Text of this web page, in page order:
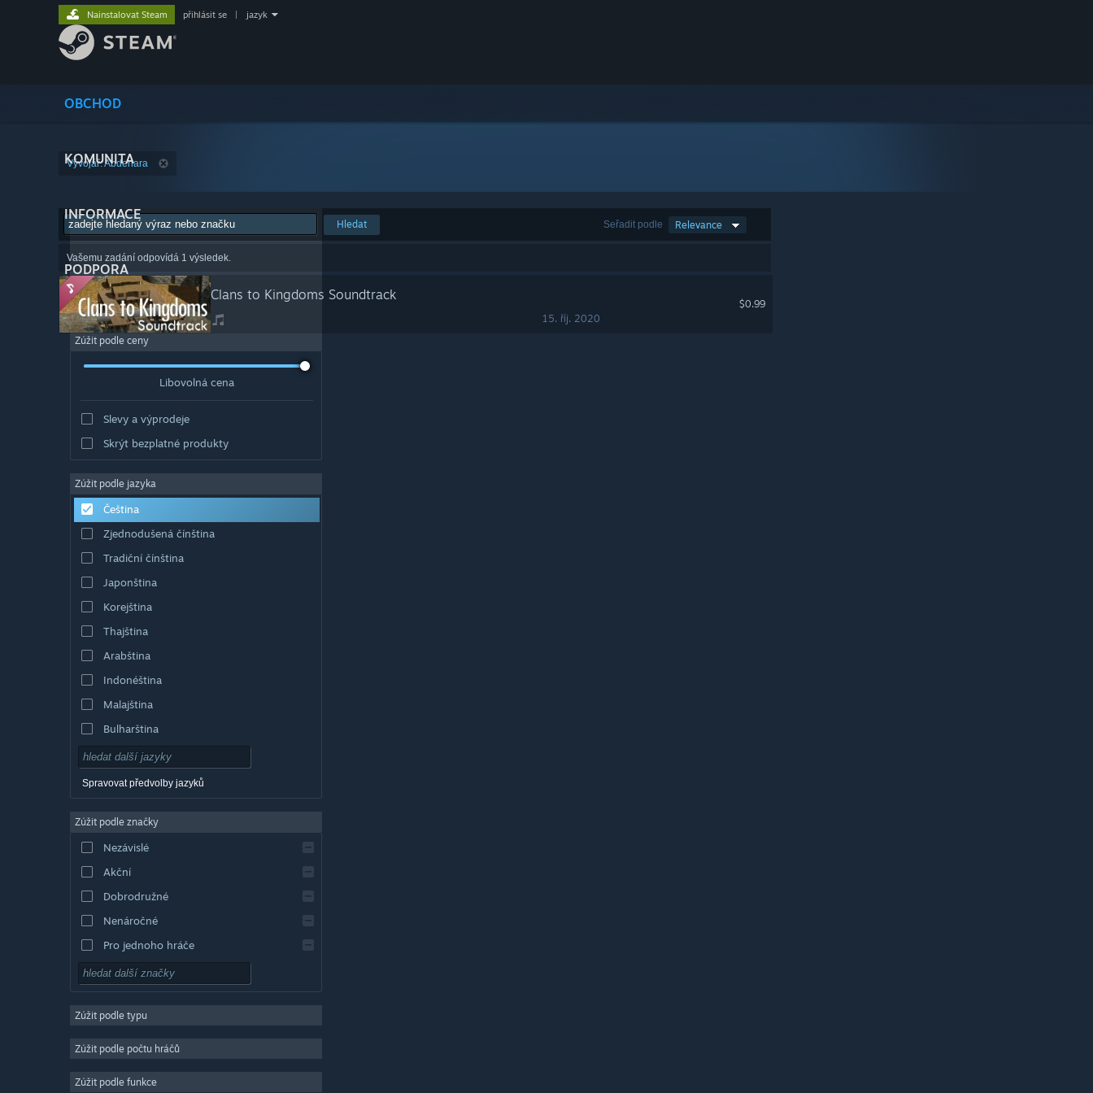
OBCHOD
KOMUNITA
INFORMACE
PODPORA
Nainstalovat Steam přihlásit se jazyk
Vývojář: Abdenara
Seřadit podle Relevance
Hledat
Vašemu zadání odpovídá 1 výsledek.
Clans to Kingdoms Soundtrack
15. říj. 2020
$0.99
Zúžit podle ceny
Libovolná cena
Slevy a výprodeje
Skrýt bezplatné produkty
Zúžit podle jazyka
Čeština
Zjednodušená čínština
Tradiční čínština
Japonština
Korejština
Thajština
Arabština
Indonéština
Malajština
Bulharština
Dánština
Němčina
Evropská španělština
Latin. španělština
Řečtina
Spravovat předvolby jazyků
Zúžit podle značky
Nezávislé
Akční
Dobrodružné
Nenáročné
Pro jednoho hráče
Simulátory
Strategické
2D
Zúžit podle typu
Zúžit podle počtu hráčů
Zúžit podle funkce